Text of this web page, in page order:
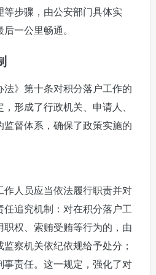
步骤，由公安部门具体实
一公里畅通。
法》第十条对积分落户工作的
形成了行政机关、申请人、
监督体系，确保了政策实施的
人员应当依法履行职责并对
追究机制：对在积分落户工
权、索贿受贿等行为的，由
察机关依纪依规给予处分；
责任。这一规定，强化了对